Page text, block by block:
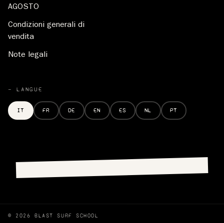
AGOSTO
Condizioni generali di
vendita
Note legali
— LANGUE
IT FR DE EN ES NL PT
© 2026 BLAST SURF SCHOOL